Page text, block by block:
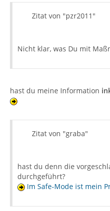
Zitat von "pzr2011"
Nicht klar, was Du mit
hast du meine Information
Zitat von "graba"
hast du denn die
durchgeführt?
Im Safe-Mode ist mein